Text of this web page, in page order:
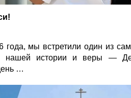
года, мы встретили один из
нашей истории и веры —
…